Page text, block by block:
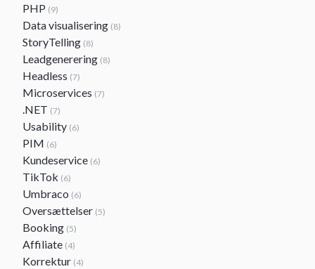
PHP (9)
Data visualisering (8)
StoryTelling (8)
Leadgenerering (8)
Headless (7)
Microservices (7)
.NET (7)
Usability (6)
PIM (6)
Kundeservice (6)
TikTok (6)
Umbraco (6)
Oversættelser (5)
Booking (5)
Affiliate (4)
Korrektur (4)